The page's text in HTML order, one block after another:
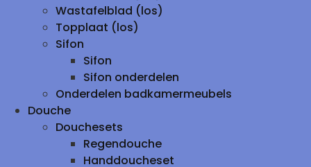
Wastafelblad (los)
Topplaat (los)
Sifon
Sifon
Sifon onderdelen
Onderdelen badkamermeubels
Douche
Douchesets
Regendouche
Handdoucheset